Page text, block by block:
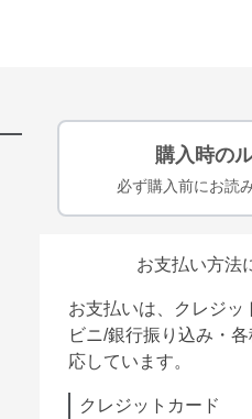
購入時の
必ず購入前にお読
お支払い方法
お支払いは、クレジッ
ビニ/銀行振り込み・
応しています。
クレジットカード